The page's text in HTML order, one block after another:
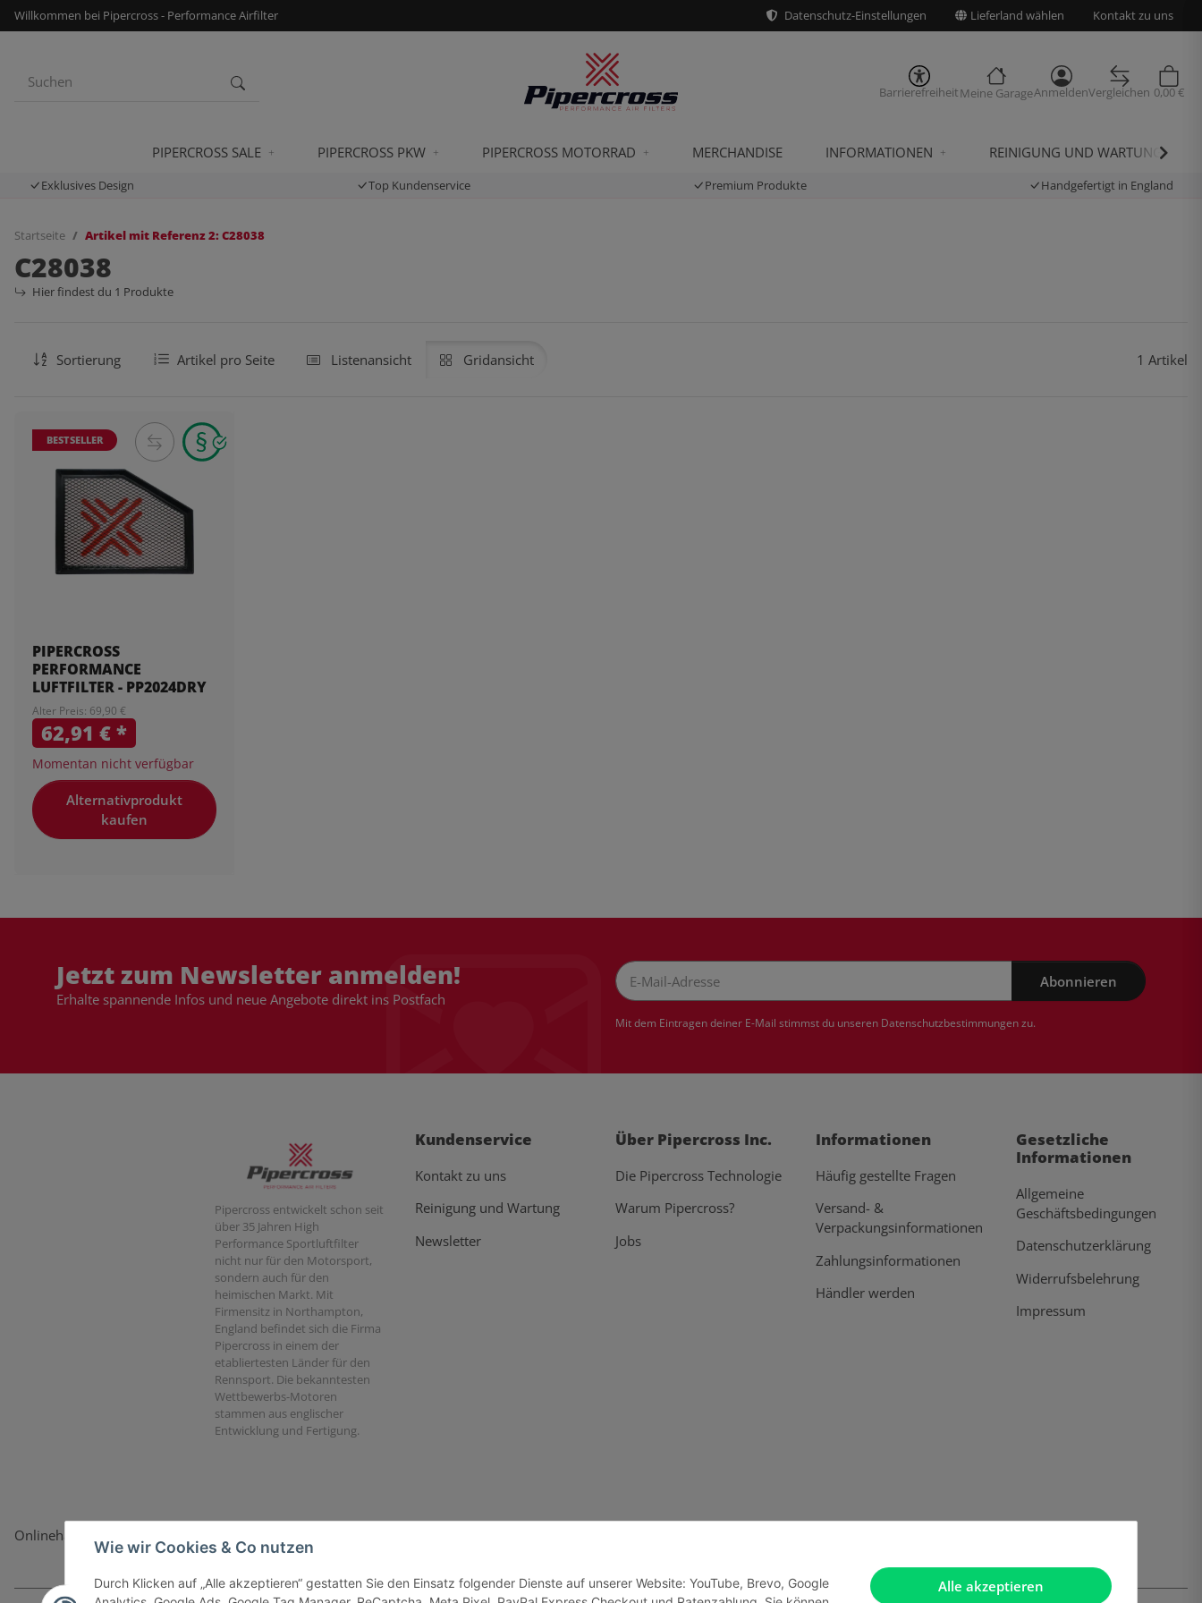
Alle akzeptieren
Wie wir Cookies & Co nutzen
Durch Klicken auf „Alle akzeptieren“ gestatten Sie den Einsatz folgender Dienste auf unserer Website: YouTube, Brevo, Google
Willkommen bei Pipercross - Performance Airfilter Datenschutz-Einstellungen Lieferland wählen Kontakt zu uns
BarrierefreiheitMeine GarageAnmeldenVergleichen 0,00 €
PIPERCROSS SALE PIPERCROSS PKW PIPERCROSS MOTORRAD MERCHANDISE INFORMATIONEN REINIGUNG UND WARTUNG
Exklusives Design Top Kundenservice Premium Produkte Handgefertigt in England
Startseite Artikel mit Referenz 2: C28038
C28038
Hier findest du 1 Produkte
Sortierung Artikel pro Seite Listenansicht Gridansicht 1 Artikel
BESTSELLER
PIPERCROSS
PERFORMANCE
LUFTFILTER - PP2024DRY
Alter Preis: 69,90 €
62,91 €*
Momentan nicht verfügbar
Alternativprodukt
kaufen
Jetzt zum Newsletter anmelden!
Erhalte spannende Infos und neue Angebote direkt ins Postfach
Abonnieren
Mit dem Eintragen deiner E-Mail stimmst du unseren Datenschutzbestimmungenzu.
Pipercross entwickelt schon seit
über 35 Jahren High
Performance Sportluftfilter
nicht nur für den Motorsport,
sondern auch für den
heimischen Markt. Mit
Firmensitz in Northampton,
England befindet sich die Firma
Pipercross in einem der
etabliertesten Länder für den
Rennsport. Die bekanntesten
Wettbewerbs-Motoren
stammen aus englischer
Entwicklung und Fertigung.
Kundenservice
Kontakt zu uns
Reinigung und Wartung
Newsletter
Über Pipercross Inc.
Die Pipercross Technologie
Warum Pipercross?
Jobs
Informationen
Häufig gestellte Fragen
Versand- &
Verpackungsinformationen
Zahlungsinformationen
Händler werden
Gesetzliche
Informationen
Allgemeine
Geschäftsbedingungen
Datenschutzerklärung
Widerrufsbelehrung
Impressum
Onlinehandel basiert auf Vertrauen: